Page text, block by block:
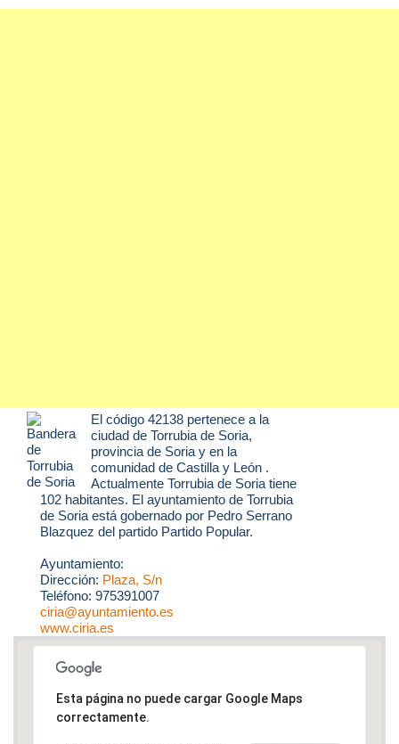
El código 42138 pertenece a la
ciudad de Torrubia de Soria,
provincia de Soria y en la
comunidad de Castilla y León .
Actualmente Torrubia de Soria tiene
102 habitantes. El ayuntamiento de Torrubia
de Soria está gobernado por Pedro Serrano
Blazquez del partido Partido Popular.
Ayuntamiento:
Dirección: Plaza, S/n
Teléfono: 975391007
ciria@ayuntamiento.es
www.ciria.es
Esta página no puede cargar Google Maps
correctamente.